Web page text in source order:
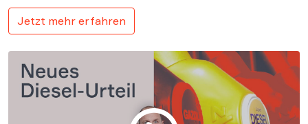
Jetzt mehr erfahren